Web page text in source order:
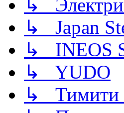
↳
↳ Japan
↳ INEOS
↳ YUDO
↳ Тимити